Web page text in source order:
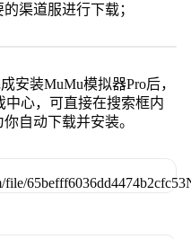
渠道服进行下载；
安装MuMu模拟器Pro后，
中心，可直接在搜索框内
自动下载并安装。